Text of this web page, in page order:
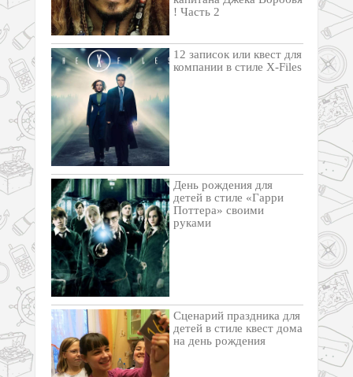
! Часть 2
12 записок или квест для
компании в стиле X-Files
День рождения для
детей в стиле «Гарри
Поттера» своими
руками
Cценарий праздника для
детей в стиле квест дома
на день рождения